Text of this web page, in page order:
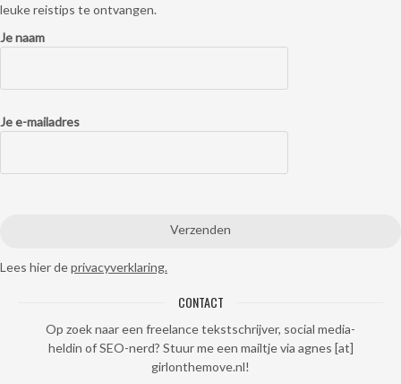
leuke reistips te ontvangen.
Je naam
Je e-mailadres
Lees hier deprivacyverklaring.
CONTACT
Op zoek naar een freelance tekstschrijver, social media-
heldin of SEO-nerd? Stuur me een mailtje via agnes [at]
girlonthemove.nl!